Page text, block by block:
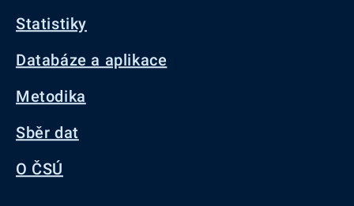
Statistiky
Databáze a aplikace
Metodika
Sběr dat
O ČSÚ